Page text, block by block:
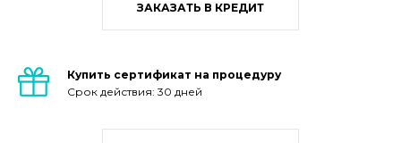
ЗАКАЗАТЬ В КРЕДИТ
Купить сертификат на процедуру
Срок действия: 30 дней